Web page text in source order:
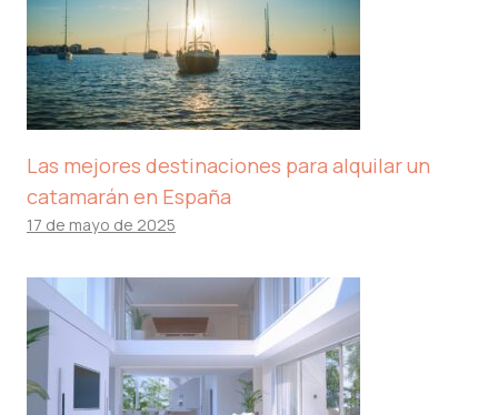
Las mejores destinaciones para alquilar un
catamarán en España
17 de mayo de 2025